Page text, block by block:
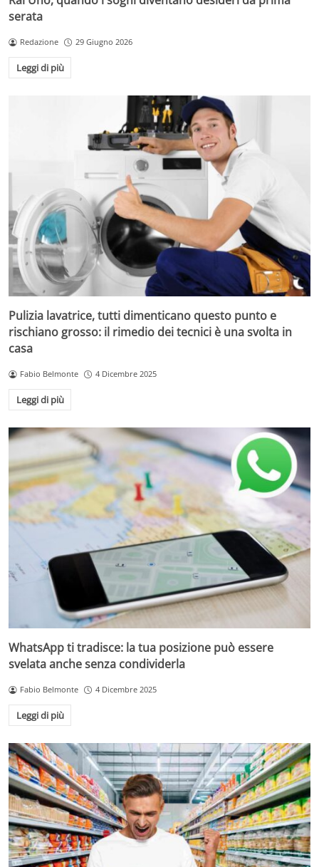
serata
Redazione 29 Giugno 2026
Leggi di più
Pulizia lavatrice, tutti dimenticano questo punto e
rischiano grosso: il rimedio dei tecnici è una svolta in
casa
Fabio Belmonte 4 Dicembre 2025
Leggi di più
WhatsApp ti tradisce: la tua posizione può essere
svelata anche senza condividerla
Fabio Belmonte 4 Dicembre 2025
Leggi di più